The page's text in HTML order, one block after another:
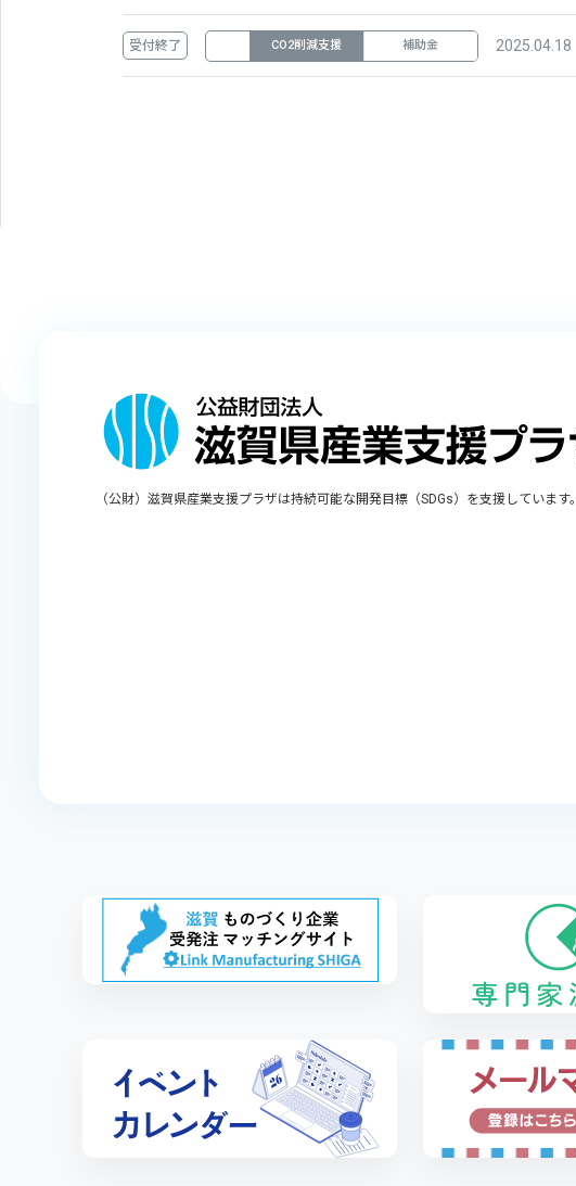
受付終了 CO2削減支援 補助金 2025.04.18
（公財）滋賀県産業支援プラザは持続可能な開発目標（SDGs）を支援しています。